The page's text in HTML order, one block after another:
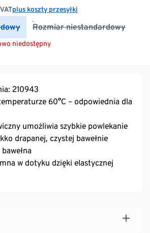
plus koszty przesyłki
Rozmiar niestandardowy
niedostępny
210943
60°C – odpowiednia dla
umożliwia szybkie powlekanie
drapanej, czystej bawełnie
w dotyku dzięki elastycznej